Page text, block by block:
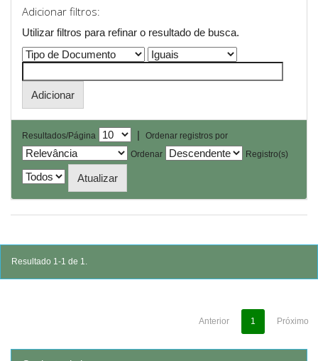
Adicionar filtros:
Utilizar filtros para refinar o resultado de busca.
Resultados/Página |
Ordenar registros por
Ordenar
Registro(s)
Resultado 1-1 de 1.
Anterior 1 Próximo